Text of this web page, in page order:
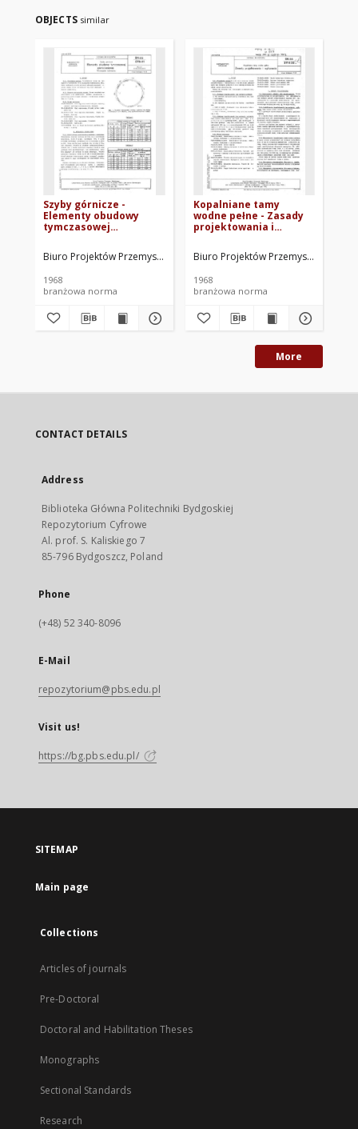
OBJECTS similar
Szyby górnicze -
Elementy obudowy
tymczasowej
Wymagania techniczne
BN-66/8914-11
Biuro Projektów Przemysłu Węglowego. Oprac.
1968
branżowa norma
Kopalniane tamy
wodne pełne - Zasady
projektowania i
Biuro Projektów Przemysłu
1968
branżowa norma
More
CONTACT DETAILS
Address
Biblioteka Główna Politechniki Bydgoskiej
Repozytorium Cyfrowe
Al. prof. S. Kaliskiego 7
85-796 Bydgoszcz, Poland
Phone
(+48) 52 340-8096
E-Mail
repozytorium@pbs.edu.pl
Visit us!
https://bg.pbs.edu.pl/
SITEMAP
Main page
Collections
Articles of journals
Pre-Doctoral
Doctoral and Habilitation Theses
Monographs
Sectional Standards
Research